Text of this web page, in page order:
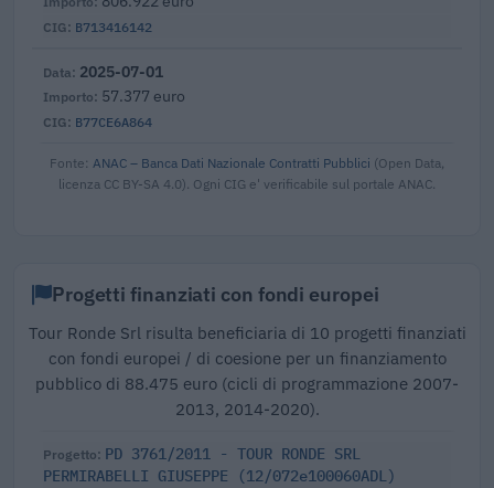
B713416142
B77CE6A864
2025-07-01
57.377 euro
Fonte: ANAC – Banca Dati Nazionale Contratti Pubblici (Open Data,
licenza CC BY-SA 4.0). Ogni CIG e' verificabile sul portale ANAC.
Progetti finanziati con fondi europei
Tour Ronde Srl risulta beneficiaria di 10 progetti finanziati
con fondi europei / di coesione per un finanziamento
pubblico di 88.475 euro (cicli di programmazione 2007-
2013, 2014-2020).
PD 3761/2011 - TOUR RONDE SRL
PERMIRABELLI GIUSEPPE (12/072e100060ADL)